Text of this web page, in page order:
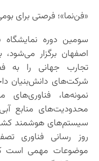
«فن‌نما»؛ فرصتی برای
سومین دوره نمایشگاه
اصفهان برگزار
تجارب جهانی را به
شرکت‌های دانش‌بنیان
نمونه‌ها،
محدودیت‌های منابع
سیستم‌های هوشمند
روز رسانی فناوری
موضوعات مهمی است که